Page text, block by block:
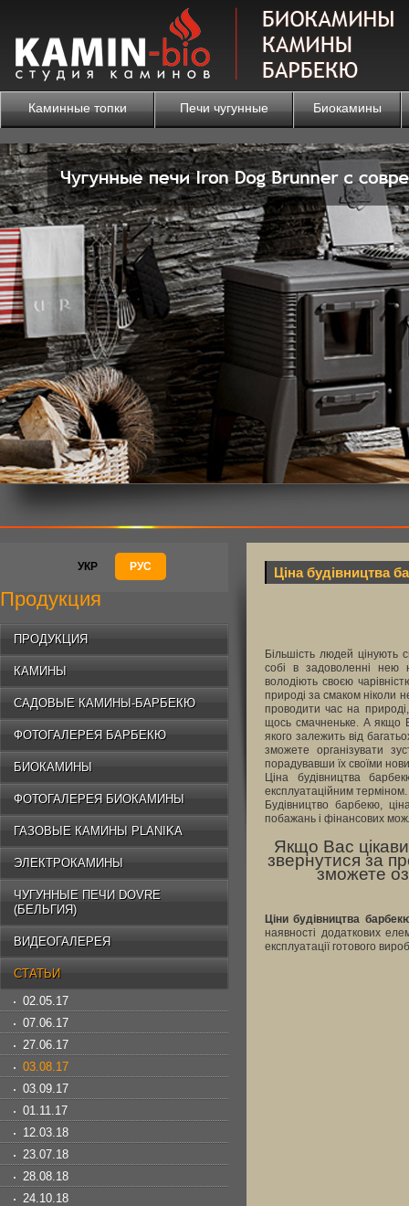
Каминные топки Печи чугунные Биокамины
УКР РУС
Продукция
ПРОДУКЦИЯ
КАМИНЫ
САДОВЫЕ КАМИНЫ-БАРБЕКЮ
ФОТОГАЛЕРЕЯ БАРБЕКЮ
БИОКАМИНЫ
ФОТОГАЛЕРЕЯ БИОКАМИНЫ
ГАЗОВЫЕ КАМИНЫ PLANIKA
ЭЛЕКТРОКАМИНЫ
ЧУГУННЫЕ ПЕЧИ DOVRE
(БЕЛЬГИЯ)
ВИДЕОГАЛЕРЕЯ
СТАТЬИ
02.05.17
07.06.17
27.06.17
03.08.17
03.09.17
01.11.17
12.03.18
23.07.18
28.08.18
24.10.18
Ціна будівництва
Більшість людей цінують
собі в задоволенні нею
володіють своєю
природі за смаком ніколи
проводити час на
щось смачненьке. А якщо
якого залежить від
зможете організувати
порадувавши їх своїми
Ціна будівництва
експлуатаційним
Будівництво барбекю,
побажань і фінансових
Якщо Вас
звернутися за
зможете
Ціни будівництва
наявності додаткових
експлуатації готового